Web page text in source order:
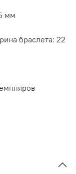
мм
браслета: 22